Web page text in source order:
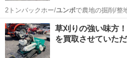
2トンバックホー/ユンボで農地の掘削/
貸出はしておりま…
茨城 北相馬郡 布佐駅 その他
草刈りの強い味方
を買取させていた